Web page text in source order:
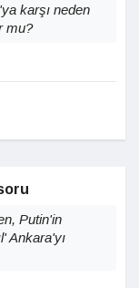
karşı neden
mu?
Putin'in
Ankara'yı